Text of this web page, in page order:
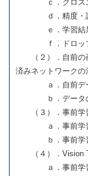
ｃ．クロスエ
ｄ．精度・誤
ｅ．学習結果
ｆ．ドロップ
（２）．自前の
済みネットワークの
ａ．自前データ
ｂ．データの画
（３）．事前学
ａ．事前学習
ｂ．事前学習モ
（４）．Vision
ａ．事前学習